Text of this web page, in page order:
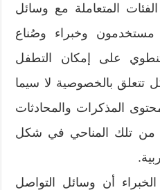
المتعاملة مع وسائل
مستخدمون وخبراء وصُناع
على إمكان التطفل
تتعلق بالخصوصية لا سيما
المذكرات والمحادثات
من تلك المناحي في شكل
أن وسائل التواصل